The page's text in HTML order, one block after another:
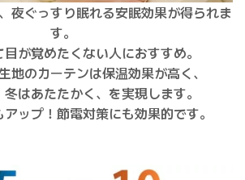
夜ぐっすり眠れる安眠効果が得られま
す。
が覚めたくない人におすすめ。
地のカーテンは保温効果が高く、
はあたたかく、を実現します。
ップ！節電対策にも効果的です。